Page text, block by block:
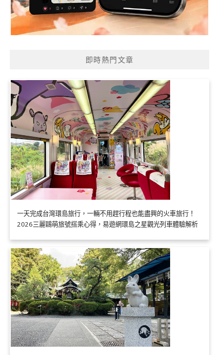
即時熱門文章
一天完成台灣環島旅行，一輛不用趕行程也能盡興的火車旅行！
2026三麗鷗萌旅號搭乘心得，易遊網環島之星觀光列車體驗解析